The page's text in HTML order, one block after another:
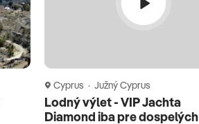
Cyprus · Južný Cyprus
Lodný výlet - VIP Jachta
Diamond iba pre dospelých